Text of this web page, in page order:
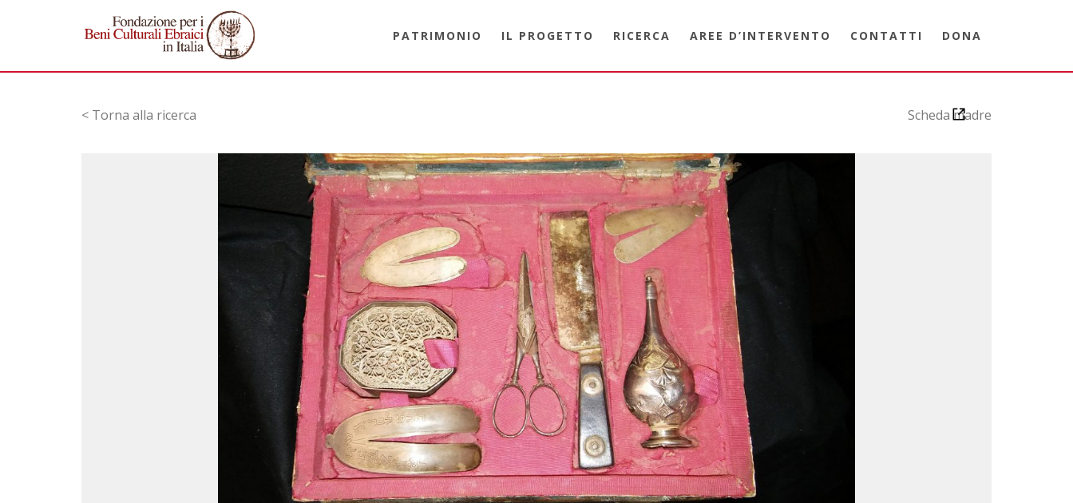
PATRIMONIO IL PROGETTO RICERCA AREE D’INTERVENTO CONTATTI DONA
< Torna alla ricerca Scheda madre